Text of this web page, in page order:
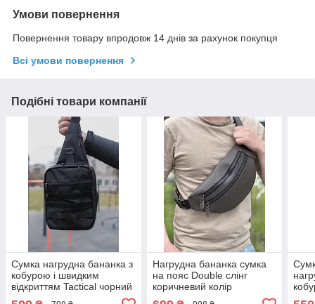
Умови повернення
Повернення товару впродовж 14 днів за рахунок покупця
Всі умови повернення
Подібні товари компанії
Сумка нагрудна бананка з
кобурою і швидким
відкриттям Tactical чорний
Нагрудна бананка сумка
на пояс Double слінг
коричневий колір